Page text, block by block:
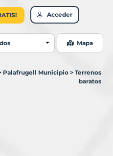
Acceder
Mapa
Palafrugell Municipio > Terrenos
baratos